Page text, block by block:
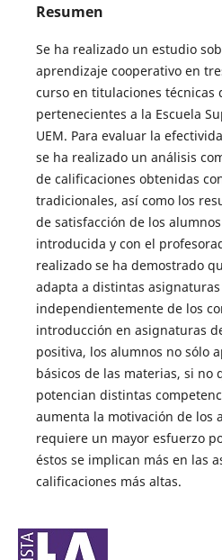
Resumen
Se ha realizado un estudio
aprendizaje cooperativo en
curso en titulaciones técnicas
pertenecientes a la Escuela
UEM. Para evaluar la
se ha realizado un análisis
de calificaciones obtenidas
tradicionales, así como los
de satisfacción de los
introducida y con el
realizado se ha demostrado
adapta a distintas
independientemente de los
introducción en asignaturas
positiva, los alumnos no sólo
básicos de las materias, si no
potencian distintas
aumenta la motivación de los
requiere un mayor esfuerzo
éstos se implican más en las
calificaciones más altas.